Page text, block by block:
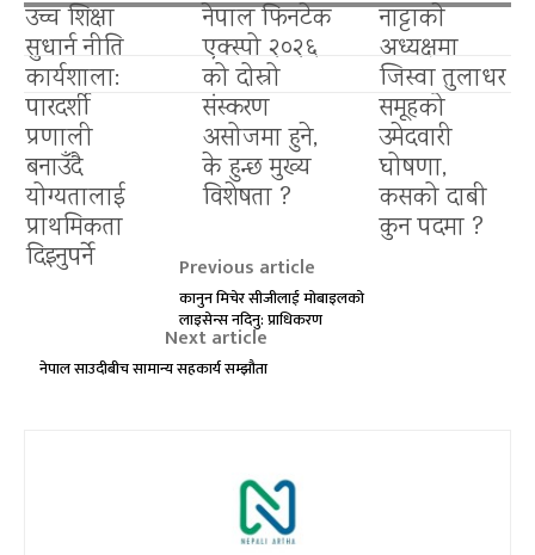
उच्च शिक्षा
सुधार्न नीति
कार्यशाला:
पारदर्शी
प्रणाली
बनाउँदै
योग्यतालाई
प्राथमिकता
दिइनुपर्ने
नेपाल फिनटेक
एक्स्पो २०२६
को दोस्रो
संस्करण
असोजमा हुने,
के हुन्छ मुख्य
विशेषता ?
नाट्टाकाे
अध्यक्षमा
जिस्वा तुलाधर
समूहको
उमेदवारी
घोषणा,
कसको दाबी
कुन पदमा ?
Previous article
कानुन मिचेर सीजीलाई मोबाइलको
लाइसेन्स नदिनु: प्राधिकरण
Next article
नेपाल साउदीबीच सामान्य सहकार्य सम्झौता